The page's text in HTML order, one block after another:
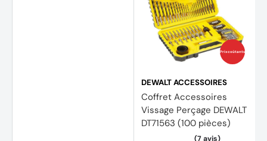
Prix coûtants
DEWALT ACCESSOIRES
Coffret Accessoires
Vissage Perçage DEWALT
DT71563 (100 pièces)